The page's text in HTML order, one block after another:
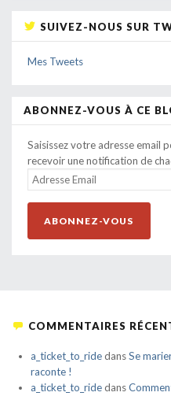
SUIVEZ-NOUS SUR
Mes Tweets
ABONNEZ-VOUS À CE
Saisissez votre adresse email
recevoir une notification de
ADRESSE
EMAIL
ABONNEZ-VOUS
COMMENTAIRES
a_ticket_to_ridedansSe
raconte !
a_ticket_to_ridedans